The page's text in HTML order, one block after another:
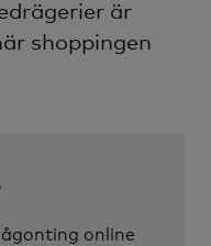
är
shoppingen
online